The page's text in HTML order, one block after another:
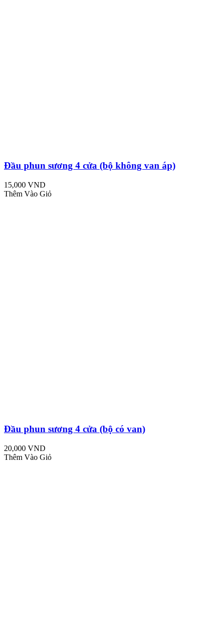
Đầu phun sương 4 cửa (bộ không van áp)
15,000 VND
Thêm Vào Giỏ
Đầu phun sương 4 cửa (bộ có van)
20,000 VND
Thêm Vào Giỏ